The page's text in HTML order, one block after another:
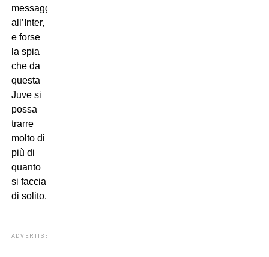
messaggio
all’Inter,
e forse
la spia
che da
questa
Juve si
possa
trarre
molto di
più di
quanto
si faccia
di solito.
ADVERTISEMENT